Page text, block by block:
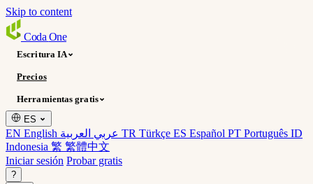
Skip to content
Coda One
Escritura IA
Precios
Herramientas gratis
ES
EN English TR Türkçe ES Español PT Português ID
Indonesia 繁 繁體中文
Iniciar sesión Probar gratis
?